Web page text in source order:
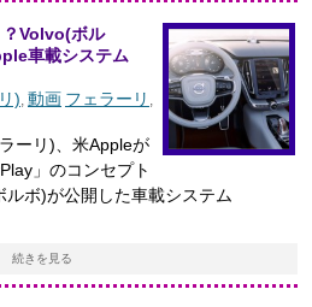
Volvo(ボル
車載システム
), 動画 フェラーリ ,
ーリ)、米Appleが
」のコンセプト
ボ)が公開した車載システム
続きを見る